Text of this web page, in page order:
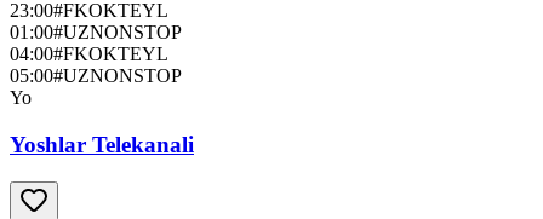
23:00#FKOKTEYL
01:00#UZNONSTOP
04:00#FKOKTEYL
05:00#UZNONSTOP
Yo
Yoshlar Telekanali